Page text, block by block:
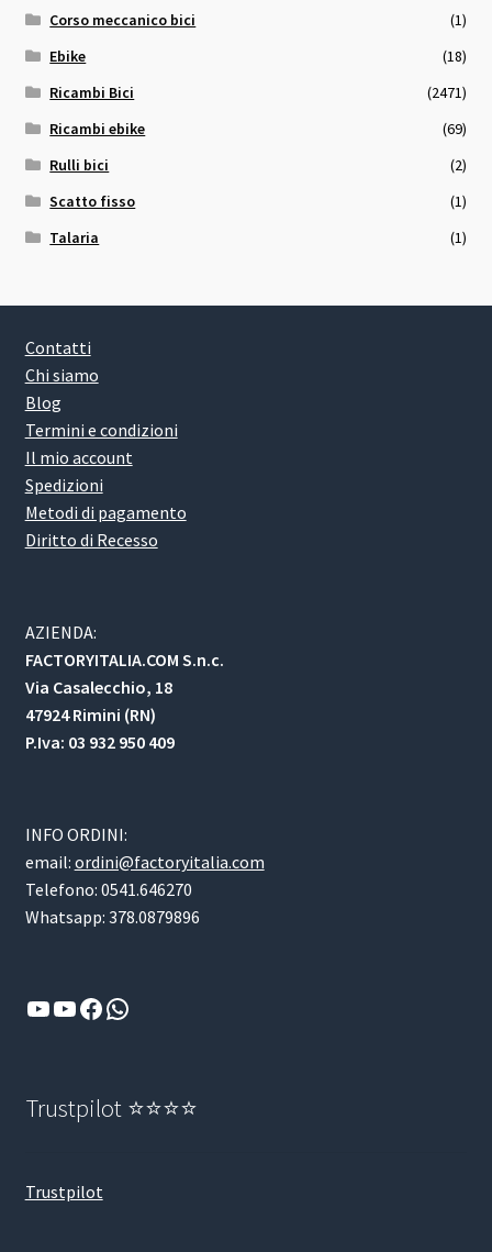
Corso meccanico bici
(1)
Ebike
(18)
Ricambi Bici
(2471)
Ricambi ebike
(69)
Rulli bici
(2)
Scatto fisso
(1)
Talaria
(1)
Contatti
Chi siamo
Blog
Termini e condizioni
Il mio account
Spedizioni
Metodi di pagamento
Diritto di Recesso
AZIENDA:
FACTORYITALIA.COM S.n.c.
Via Casalecchio, 18
47924 Rimini (RN)
P.Iva: 03 932 950 409
INFO ORDINI:
email: ordini@factoryitalia.com
Telefono: 0541.646270
Whatsapp: 378.0879896
YouTube
YouTube
Facebook
WhatsApp
Trustpilot ⭐⭐⭐⭐
Trustpilot